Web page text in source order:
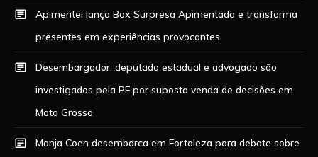
Apimentei lança Box Surpresa Apimentada e transforma
presentes em experiências provocantes
Desembargador, deputado estadual e advogado são
investigados pela PF por suposta venda de decisões em
Mato Grosso
Monja Coen desembarca em Fortaleza para debate sobre